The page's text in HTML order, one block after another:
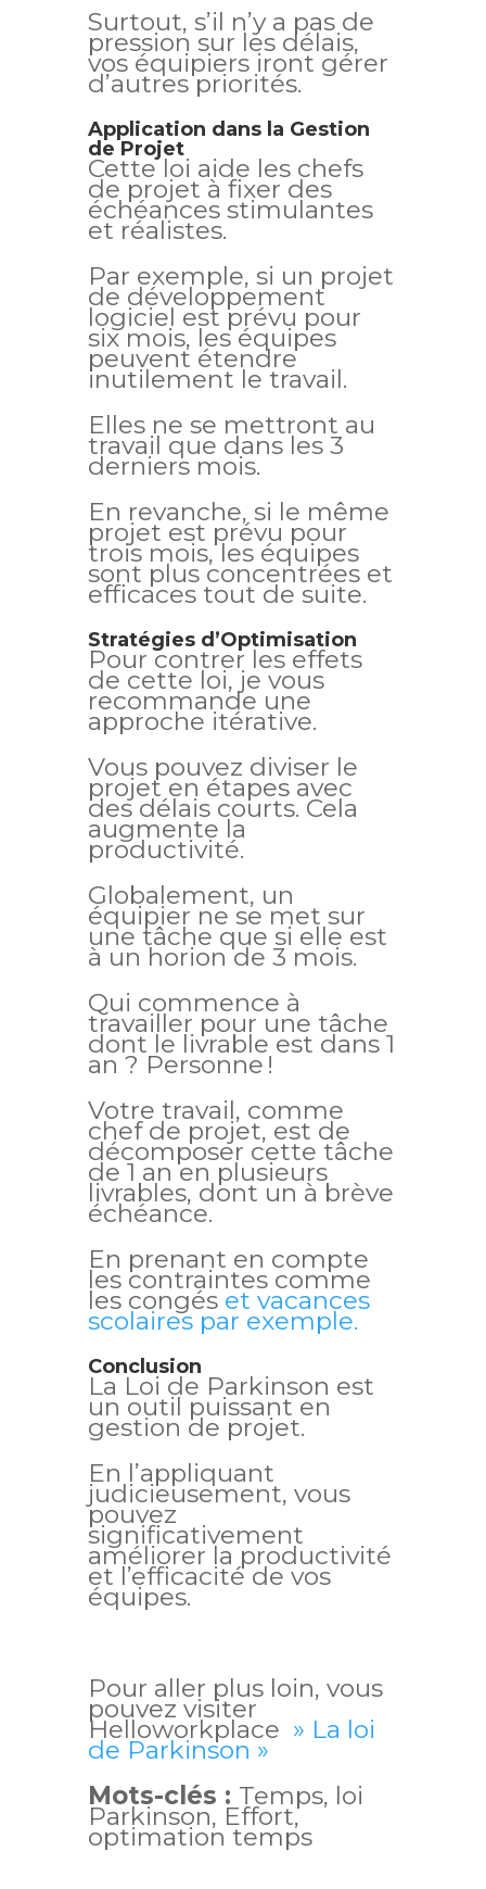
Surtout, s’il n’y a pas de
pression sur les délais,
vos équipiers iront gérer
d’autres priorités.
Application dans la Gestion
de Projet
Cette loi aide les chefs
de projet à fixer des
échéances stimulantes
et réalistes.
Par exemple, si un projet
de développement
logiciel est prévu pour
six mois, les équipes
peuvent étendre
inutilement le travail.
Elles ne se mettront au
travail que dans les 3
derniers mois.
En revanche, si le même
projet est prévu pour
trois mois, les équipes
sont plus concentrées et
efficaces tout de suite.
Stratégies d’Optimisation
Pour contrer les effets
de cette loi, je vous
recommande une
approche itérative.
Vous pouvez diviser le
projet en étapes avec
des délais courts. Cela
augmente la
productivité.
Globalement, un
équipier ne se met sur
une tâche que si elle est
à un horion de 3 mois.
Qui commence à
travailler pour une tâche
dont le livrable est dans 1
an ? Personne !
Votre travail, comme
chef de projet, est de
décomposer cette tâche
de 1 an en plusieurs
livrables, dont un à brève
échéance.
En prenant en compte
les contraintes comme
les congés et vacances
scolaires par exemple.
Conclusion
La Loi de Parkinson est
un outil puissant en
gestion de projet.
En l’appliquant
judicieusement, vous
pouvez
significativement
améliorer la productivité
et l’efficacité de vos
équipes.
Pour aller plus loin, vous
pouvez visiter
Helloworkplace » La loi
de Parkinson »
Mots-clés : Temps, loi
Parkinson, Effort,
optimation temps